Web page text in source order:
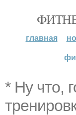
главная
* Ну что,